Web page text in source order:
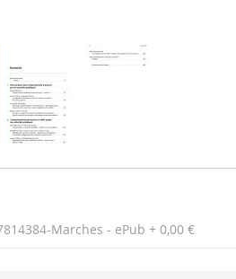
Marches - ePub
0,00 €